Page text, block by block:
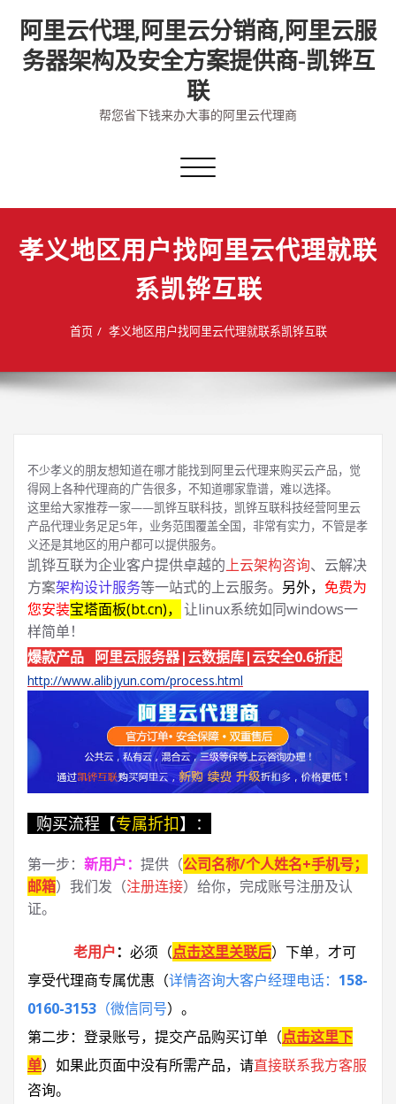
content
阿里云代理,阿里云分销商,阿里云服
务器架构及安全方案提供商-凯铧互
联
帮您省下钱来办大事的阿里云代理商
切
导
孝义地区用户找阿里云代理就联
系凯铧互联
首页 孝义地区用户找阿里云代理就联系凯铧互联
不少孝义的朋友想知道在哪才能找到阿里云代理来购买云产品，觉
得网上各种代理商的广告很多，不知道哪家靠谱，难以选择。
这里给大家推荐一家——凯铧互联科技，凯铧互联科技经营阿里云
产品代理业务足足5年，业务范围覆盖全国，非常有实力，不管是孝
义还是其地区的用户都可以提供服务。
凯铧互联为企业客户提供卓越的上云架构咨询、云解决
方案架构设计服务等一站式的上云服务。 另外， 免费为
您安装宝塔面板(bt.cn)， 让linux系统如同windows一
样简单！
爆款产品 阿里云服务器|云数据库|云安全0.6折起
http://www.alibjyun.com/process.html
购买流程【专属折扣】：
第一步： 新用户： 提供（公司名称/个人姓名+手机号；
邮箱）我们发（注册连接）给你，完成账号注册及认
证。
老用户： 必须 （点击这里关联后） 下单， 才可
享受代理商专属优惠 （详情咨询大客户经理电话： 158-
0160-3153 （微信同号） 。
第二步：登录账号，提交产品购买订单（点击这里下
单） 如果此页面中没有所需产品，请直接联系我方客服
咨询。